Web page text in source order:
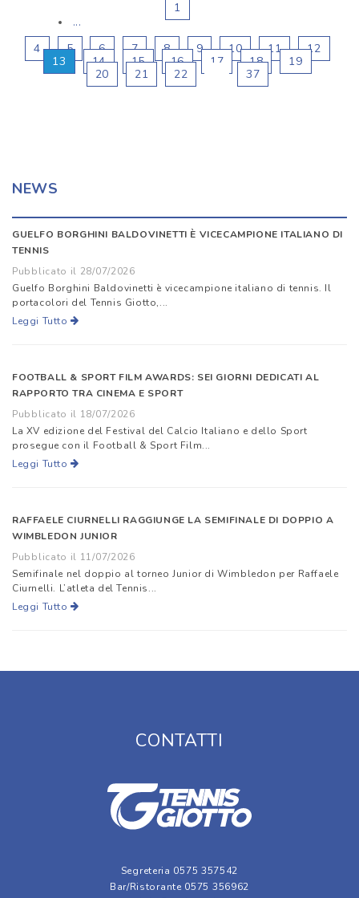
1
...
4 5 6 7 8 9 10 11
12
13
14 15 16 17 18
19
20
21 22 37
NEWS
GUELFO BORGHINI BALDOVINETTI È VICECAMPIONE ITALIANO DI
TENNIS
Pubblicato il 28/07/2026
Guelfo Borghini Baldovinetti è vicecampione italiano di tennis. Il
portacolori del Tennis Giotto,...
Leggi Tutto
FOOTBALL & SPORT FILM AWARDS: SEI GIORNI DEDICATI AL
RAPPORTO TRA CINEMA E SPORT
Pubblicato il 18/07/2026
La XV edizione del Festival del Calcio Italiano e dello Sport
prosegue con il Football & Sport Film...
Leggi Tutto
RAFFAELE CIURNELLI RAGGIUNGE LA SEMIFINALE DI DOPPIO A
WIMBLEDON JUNIOR
Pubblicato il 11/07/2026
Semifinale nel doppio al torneo Junior di Wimbledon per Raffaele
Ciurnelli. L’atleta del Tennis...
Leggi Tutto
CONTATTI
Segreteria 0575 357542
Bar/Ristorante 0575 356962